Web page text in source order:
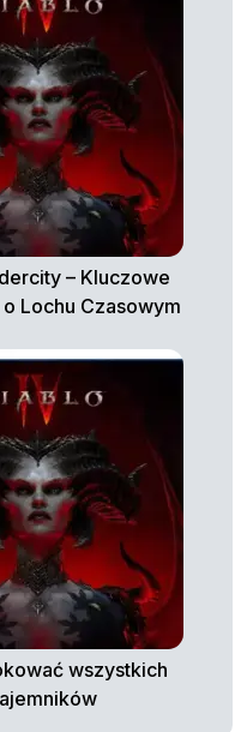
– Kluczowe
Lochu Czasowym
wszystkich